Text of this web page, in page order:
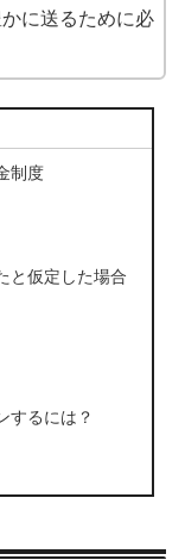
に送るために必
制度
と仮定した場合
するには？